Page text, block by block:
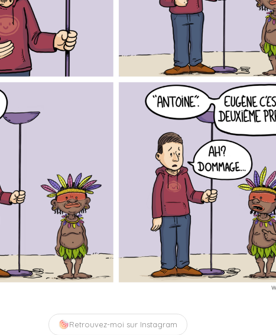
Retrouvez-moi sur Instagram